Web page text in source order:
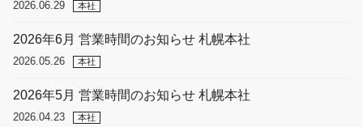
2026.06.29 本社
2026年6月 営業時間のお知らせ 札幌本社
2026.05.26 本社
2026年5月 営業時間のお知らせ 札幌本社
2026.04.23 本社